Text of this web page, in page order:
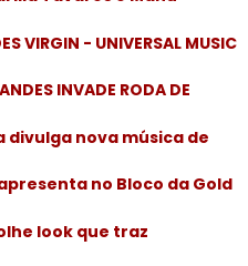
VIRGIN - UNIVERSAL MUSIC
INVADE RODA DE
divulga nova música de
no Bloco da Gold
look que traz